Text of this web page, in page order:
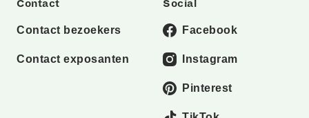
Contact
Contact bezoekers
Contact exposanten
Social
Facebook
Instagram
Pinterest